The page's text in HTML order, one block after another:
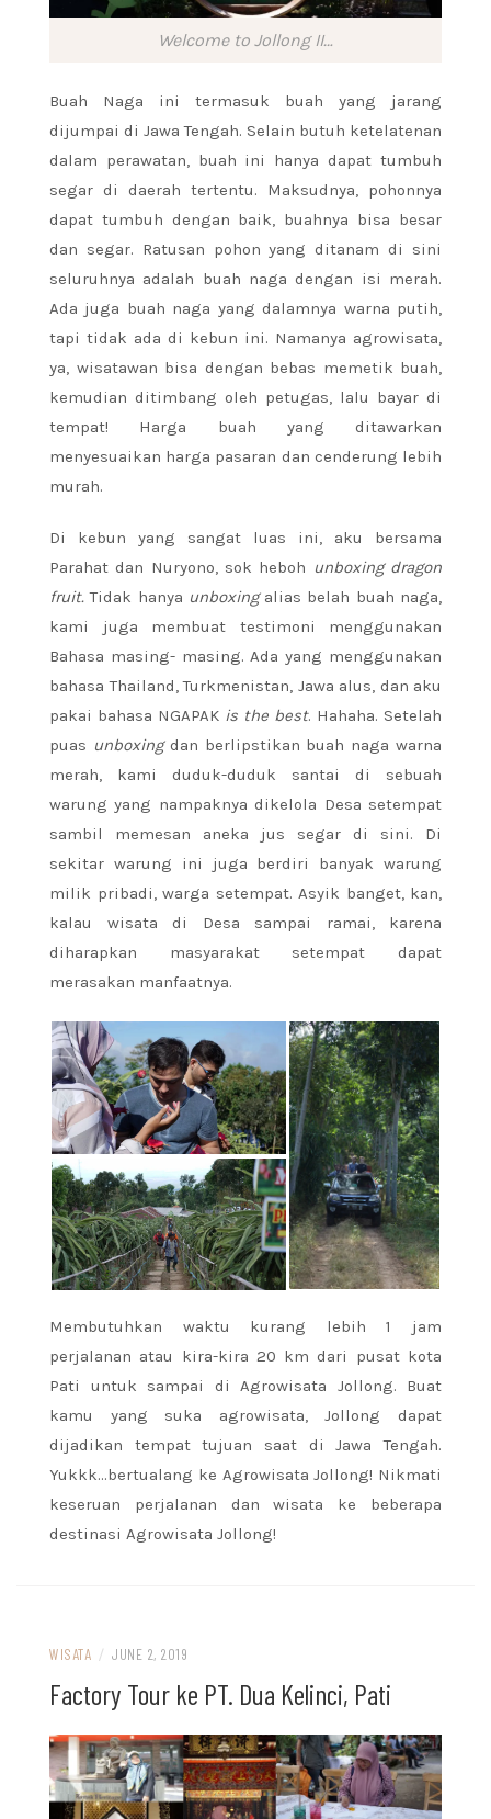
Welcome to Jollong II…
Buah Naga ini termasuk buah yang jarang
dijumpai di Jawa Tengah. Selain butuh ketelatenan
dalam perawatan, buah ini hanya dapat tumbuh
segar di daerah tertentu. Maksudnya, pohonnya
dapat tumbuh dengan baik, buahnya bisa besar
dan segar. Ratusan pohon yang ditanam di sini
seluruhnya adalah buah naga dengan isi merah.
Ada juga buah naga yang dalamnya warna putih,
tapi tidak ada di kebun ini. Namanya agrowisata,
ya, wisatawan bisa dengan bebas memetik buah,
kemudian ditimbang oleh petugas, lalu bayar di
tempat! Harga buah yang ditawarkan
menyesuaikan harga pasaran dan cenderung lebih
murah.
Di kebun yang sangat luas ini, aku bersama
Parahat dan Nuryono, sok heboh unboxing dragon
fruit.Tidak hanya unboxing alias belah buah naga,
kami juga membuat testimoni menggunakan
Bahasa masing- masing. Ada yang menggunakan
bahasa Thailand, Turkmenistan, Jawa alus, dan aku
pakai bahasa NGAPAK is the best. Hahaha. Setelah
puas unboxing dan berlipstikan buah naga warna
merah, kami duduk-duduk santai di sebuah
warung yang nampaknya dikelola Desa setempat
sambil memesan aneka jus segar di sini. Di
sekitar warung ini juga berdiri banyak warung
milik pribadi, warga setempat. Asyik banget, kan,
kalau wisata di Desa sampai ramai, karena
diharapkan masyarakat setempat dapat
merasakan manfaatnya.
Membutuhkan waktu kurang lebih 1 jam
perjalanan atau kira-kira 20 km dari pusat kota
Pati untuk sampai di Agrowisata Jollong. Buat
kamu yang suka agrowisata, Jollong dapat
dijadikan tempat tujuan saat di Jawa Tengah.
Yukkk…bertualang ke Agrowisata Jollong! Nikmati
keseruan perjalanan dan wisata ke beberapa
destinasi Agrowisata Jollong!
WISATA / JUNE 2, 2019
Factory Tour ke PT. Dua Kelinci, Pati